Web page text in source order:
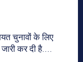
चुनावों के लिए
जारी कर दी है....